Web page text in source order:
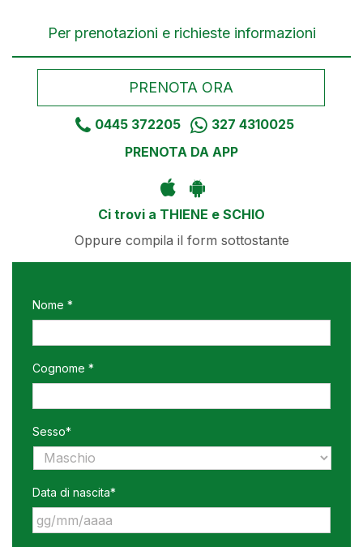
Per prenotazioni e richieste informazioni
PRENOTA ORA
0445 372205
327 4310025
PRENOTA DA APP
Ci trovi a THIENE e SCHIO
Oppure compila il form sottostante
Nome *
Cognome *
Sesso*
Data di nascita*